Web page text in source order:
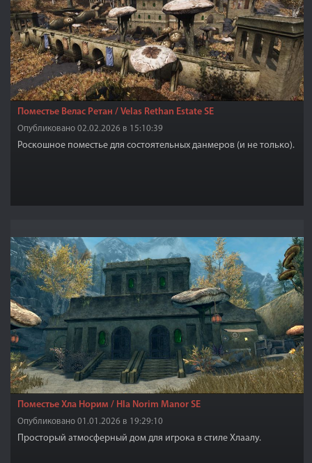
Поместье Велас Ретан / Velas Rethan Estate SE
Опубликовано 02.02.2026 в 15:10:39
Роскошное поместье для состоятельных данмеров (и не только).
Поместье Хла Норим / Hla Norim Manor SE
Опубликовано 01.01.2026 в 19:29:10
Просторый атмосферный дом для игрока в стиле Хлаалу.